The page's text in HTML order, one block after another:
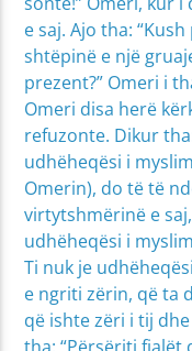
e saj. Ajo tha:
shtëpinë e një
prezent?” Omeri i
Omeri disa herë
refuzonte. Dikur
udhëheqësi i
Omerin), do të të
virtytshmërinë e
udhëheqësi i
Ti nuk je
e ngriti zërin, që ta
që ishte zëri i tij